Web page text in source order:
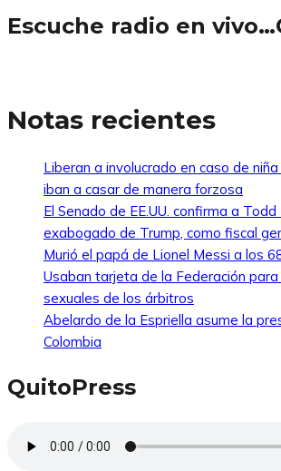
Escuche radio en
Notas recientes
Liberan a involucrado en caso de
iban a casar de manera forzosa
El Senado de EE.UU. confirma a Todd
exabogado de Trump, como fiscal
Murió el papá de Lionel Messi a los
Usaban tarjeta de la Federación
sexuales de los árbitros
Abelardo de la Espriella asume la
Colombia
QuitoPress